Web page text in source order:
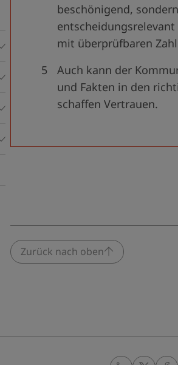
beschönigend,
mit überprüfbaren
Auch kann der
und Fakten in den
schaffen Vertrauen.
Zurück nach oben